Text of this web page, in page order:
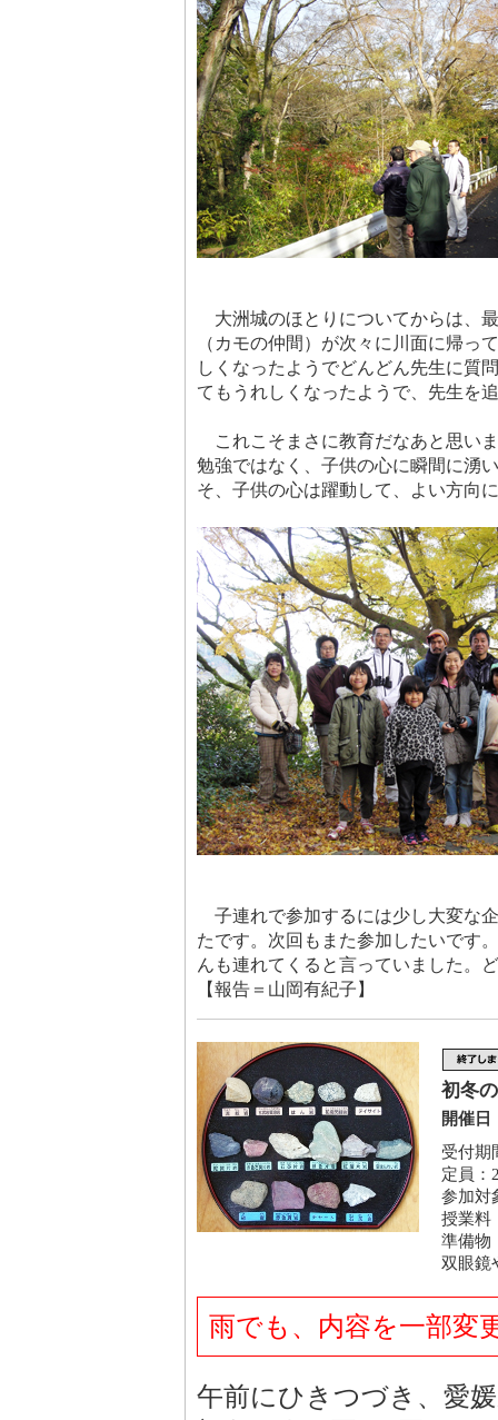
大洲城のほとりについてからは、
（カモの仲間）が次々に川面に帰っ
しくなったようでどんどん先生に質
てもうれしくなったようで、先生を
これこそまさに教育だなあと思い
勉強ではなく、子供の心に瞬間に湧
そ、子供の心は躍動して、よい方向
子連れで参加するには少し大変な
たです。次回もまた参加したいです
んも連れてくると言っていました。
【報告＝山岡有紀子】
初冬
開催日
受付期
定員：
参加対
授業料
準備物
双眼鏡
雨でも、内容を一部変
午前にひきつづき、愛